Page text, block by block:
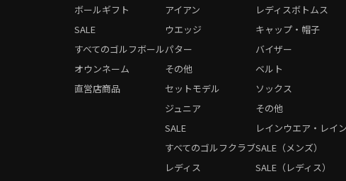
オウンネーム
直営店商品
ボールギフト
SALE
すべてのゴルフボール
レディス
アイアン
ウエッジ
パター
その他
セットモデル
ジュニア
SALE
すべてのゴルフクラブ
レディスボトムス
キャップ・帽子
バイザー
ベルト
ソックス
その他
レインウエア・レイ
SALE（メンズ）
SALE（レディス）